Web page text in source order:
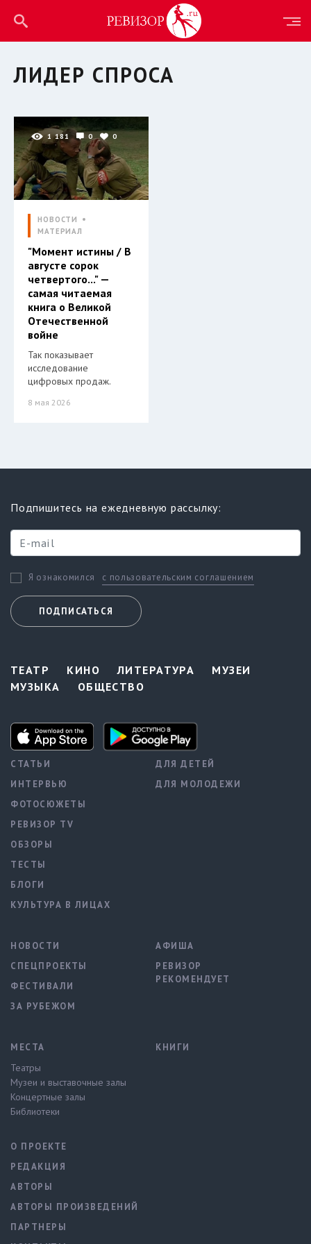
ЛИДЕР СПРОСА
1 181 0 0
НОВОСТИ
МАТЕРИАЛ
"Момент истины / В
августе сорок
четвертого..." —
самая читаемая
книга о Великой
Отечественной
войне
Так показывает
исследование
цифровых продаж.
8 мая 2026
Подпишитесь на ежедневную рассылку:
Я ознакомился с пользовательским соглашением
ПОДПИСАТЬСЯ
ТЕАТР КИНО ЛИТЕРАТУРА
МУЗЕИ
МУЗЫКА
ОБЩЕСТВО
СТАТЬИ
ИНТЕРВЬЮ
ФОТОСЮЖЕТЫ
РЕВИЗОР TV
ОБЗОРЫ
ТЕСТЫ
БЛОГИ
КУЛЬТУРА В ЛИЦАХ
ДЛЯ ДЕТЕЙ
ДЛЯ МОЛОДЕЖИ
НОВОСТИ
СПЕЦПРОЕКТЫ
ФЕСТИВАЛИ
ЗА РУБЕЖОМ
АФИША
РЕВИЗОР
РЕКОМЕНДУЕТ
МЕСТА
Театры
Музеи и выставочные залы
Концертные залы
Библиотеки
КНИГИ
О ПРОЕКТЕ
РЕДАКЦИЯ
АВТОРЫ
АВТОРЫ ПРОИЗВЕДЕНИЙ
ПАРТНЕРЫ